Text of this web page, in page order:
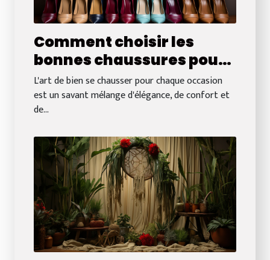
Comment choisir les
bonnes chaussures pour
chaque occasion sans se
ruiner
L'art de bien se chausser pour chaque occasion
est un savant mélange d'élégance, de confort et
de...